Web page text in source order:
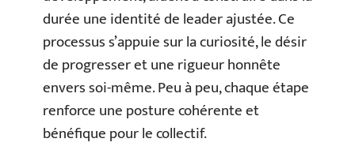
durée une identité de leader ajustée. Ce
processus s’appuie sur la curiosité, le désir
de progresser et une rigueur honnête
envers soi-même. Peu à peu, chaque étape
renforce une posture cohérente et
bénéfique pour le collectif.